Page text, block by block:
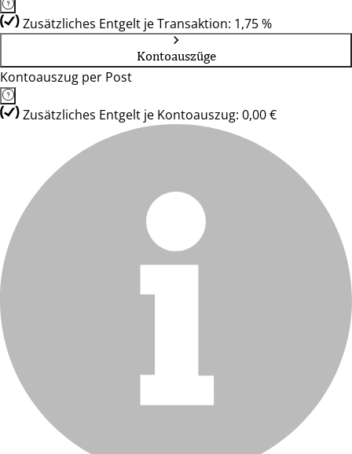
Zusätzliches Entgelt je Transaktion: 1,75 %
Kontoauszüge
Kontoauszug per Post
Zusätzliches Entgelt je Kontoauszug: 0,00 €